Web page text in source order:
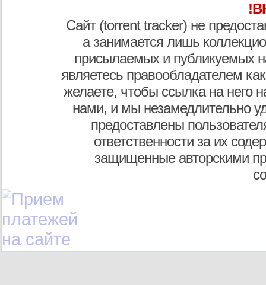
Сайт (torrent tracker) не
а занимается лишь
присылаемых и публикуемых
являетесь правообладателем
желаете, чтобы ссылка на него
нами, и мы незамедлительно
предоставлены
ответственности за их
защищенные авторскими